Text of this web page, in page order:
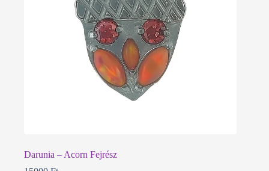
Darunia – Acorn Fejrész